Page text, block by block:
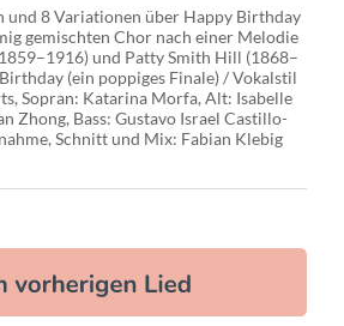
und 8 Variationen über Happy Birthday
gemischten Chor nach einer Melodie
und Patty Smith Hill (1868–
(ein poppiges Finale) / Vokalstil
Sopran: Katarina Morfa, Alt: Isabelle
Zhong, Bass: Gustavo Israel Castillo-
Schnitt und Mix: Fabian Klebig